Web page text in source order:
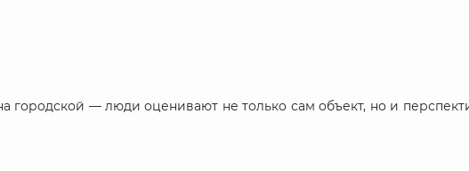
городской — люди оценивают не только сам объект, но и